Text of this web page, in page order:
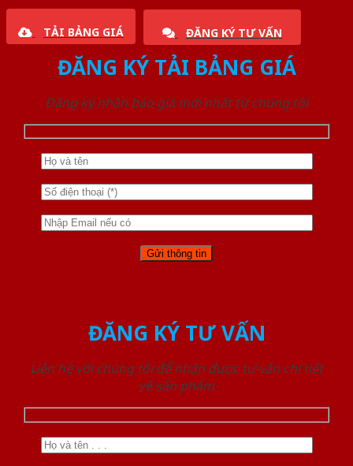
TẢI BẢNG GIÁ ĐĂNG KÝ TƯ VẤN
ĐĂNG KÝ TẢI BẢNG GIÁ
Đăng ký nhận báo giá mới nhất từ chúng tôi
ĐĂNG KÝ TƯ VẤN
Liên hệ với chúng tôi để nhận được tư vấn chi tiết
về sản phẩm